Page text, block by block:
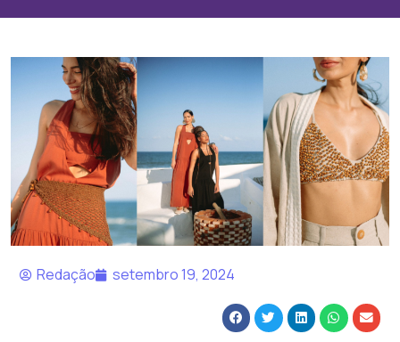
Redação setembro 19, 2024